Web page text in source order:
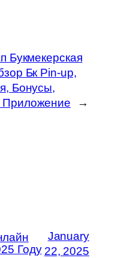
Букмекерская
Бк Pin-up,
Бонусы,
→
Году
January
22, 2025